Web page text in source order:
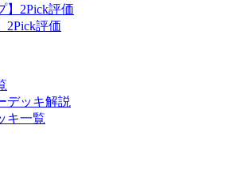
】2Pick評価
2Pick評価
デッキ解説
キ一覧